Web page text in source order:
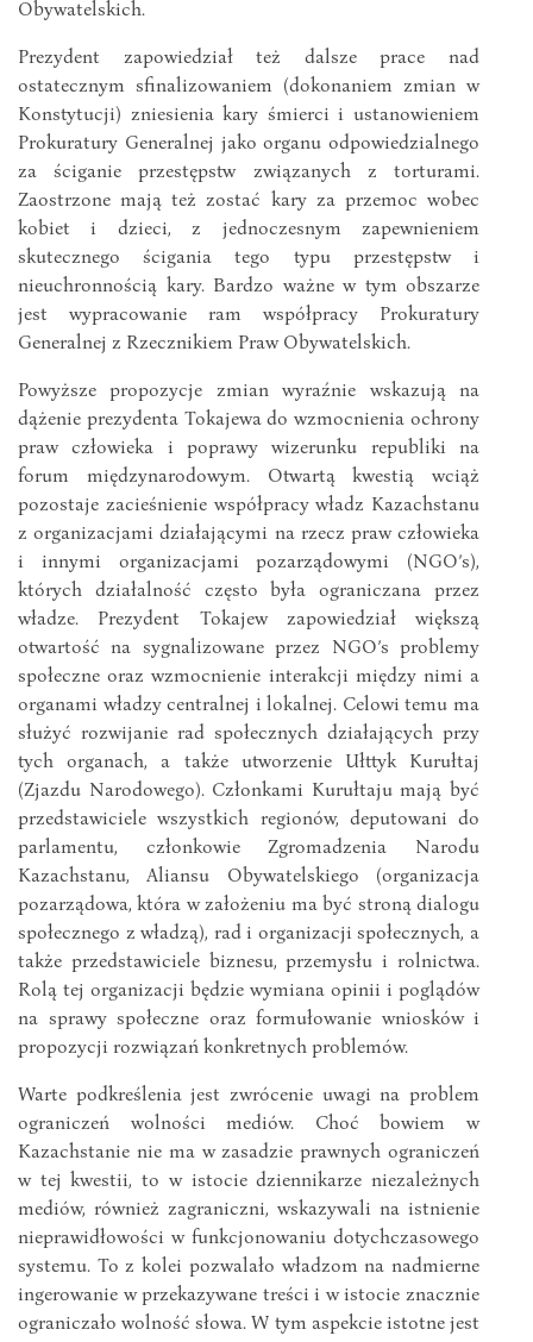
Obywatelskich.
Prezydent zapowiedział też dalsze prace nad
ostatecznym sfinalizowaniem (dokonaniem zmian w
Konstytucji) zniesienia kary śmierci i ustanowieniem
Prokuratury Generalnej jako organu odpowiedzialnego
za ściganie przestępstw związanych z torturami.
Zaostrzone mają też zostać kary za przemoc wobec
kobiet i dzieci, z jednoczesnym zapewnieniem
skutecznego ścigania tego typu przestępstw i
nieuchronnością kary. Bardzo ważne w tym obszarze
jest wypracowanie ram współpracy Prokuratury
Generalnej z Rzecznikiem Praw Obywatelskich.
Powyższe propozycje zmian wyraźnie wskazują na
dążenie prezydenta Tokajewa do wzmocnienia ochrony
praw człowieka i poprawy wizerunku republiki na
forum międzynarodowym. Otwartą kwestią wciąż
pozostaje zacieśnienie współpracy władz Kazachstanu
z organizacjami działającymi na rzecz praw człowieka
i innymi organizacjami pozarządowymi (NGO’s),
których działalność często była ograniczana przez
władze. Prezydent Tokajew zapowiedział większą
otwartość na sygnalizowane przez NGO’s problemy
społeczne oraz wzmocnienie interakcji między nimi a
organami władzy centralnej i lokalnej. Celowi temu ma
służyć rozwijanie rad społecznych działających przy
tych organach, a także utworzenie Ułttyk Kurułtaj
(Zjazdu Narodowego). Członkami Kurułtaju mają być
przedstawiciele wszystkich regionów, deputowani do
parlamentu, członkowie Zgromadzenia Narodu
Kazachstanu, Aliansu Obywatelskiego (organizacja
pozarządowa, która w założeniu ma być stroną dialogu
społecznego z władzą), rad i organizacji społecznych, a
także przedstawiciele biznesu, przemysłu i rolnictwa.
Rolą tej organizacji będzie wymiana opinii i poglądów
na sprawy społeczne oraz formułowanie wniosków i
propozycji rozwiązań konkretnych problemów.
Warte podkreślenia jest zwrócenie uwagi na problem
ograniczeń wolności mediów. Choć bowiem w
Kazachstanie nie ma w zasadzie prawnych ograniczeń
w tej kwestii, to w istocie dziennikarze niezależnych
mediów, również zagraniczni, wskazywali na istnienie
nieprawidłowości w funkcjonowaniu dotychczasowego
systemu. To z kolei pozwalało władzom na nadmierne
ingerowanie w przekazywane treści i w istocie znacznie
ograniczało wolność słowa. W tym aspekcie istotne jest